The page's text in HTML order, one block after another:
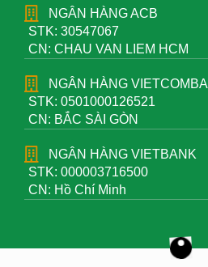
NGÂN HÀNG ACB
STK: 30547067
CN: CHAU VAN LIEM HCM
NGÂN HÀNG
STK: 0501000126521
CN: BẮC SÀI GÒN
NGÂN HÀNG VIETBANK
STK: 000003716500
CN: Hồ Chí Minh